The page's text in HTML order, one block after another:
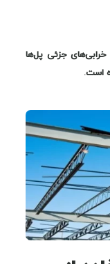
خرابی‌های جزئی پل‌ها
است.